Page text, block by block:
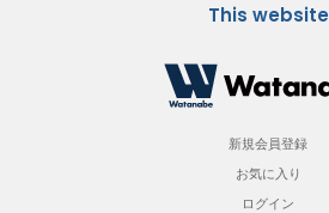
This website
新規会員登録
お気に入り
ログイン